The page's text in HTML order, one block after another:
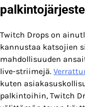
Twitch Drops on
kannustaa katsojien
mahdollisuuden
live-striimejä.
kuten
palkintoihin, Twitch